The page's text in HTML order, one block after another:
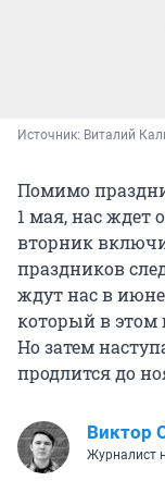
Источник: Виталий
Помимо
1 мая, нас ждет
вторник
праздников
ждут нас в
который в этом
Но затем
продлится до
Виктор
Журналист